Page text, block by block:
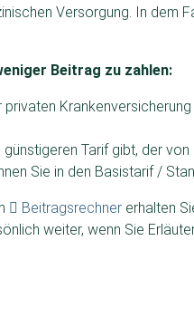
Versorgung. In dem
Beitrag zu zahlen:
Tarif gibt, der
Sie in den Basistarif /
Beitragsrechner erhalten
weiter, wenn Sie